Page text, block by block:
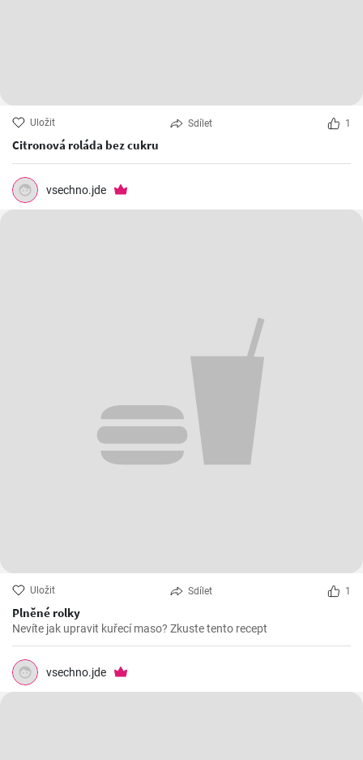
Uložit Sdílet 1
Citronová roláda bez cukru
vsechno.jde
Uložit Sdílet 1
Plněné rolky
Nevíte jak upravit kuřecí maso? Zkuste tento recept
vsechno.jde